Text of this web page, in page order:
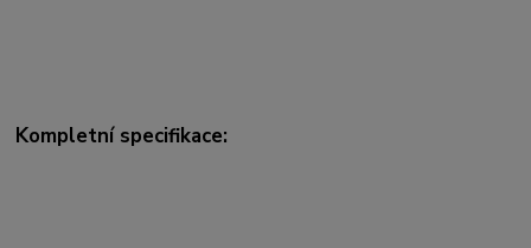
Kompletní specifikace: